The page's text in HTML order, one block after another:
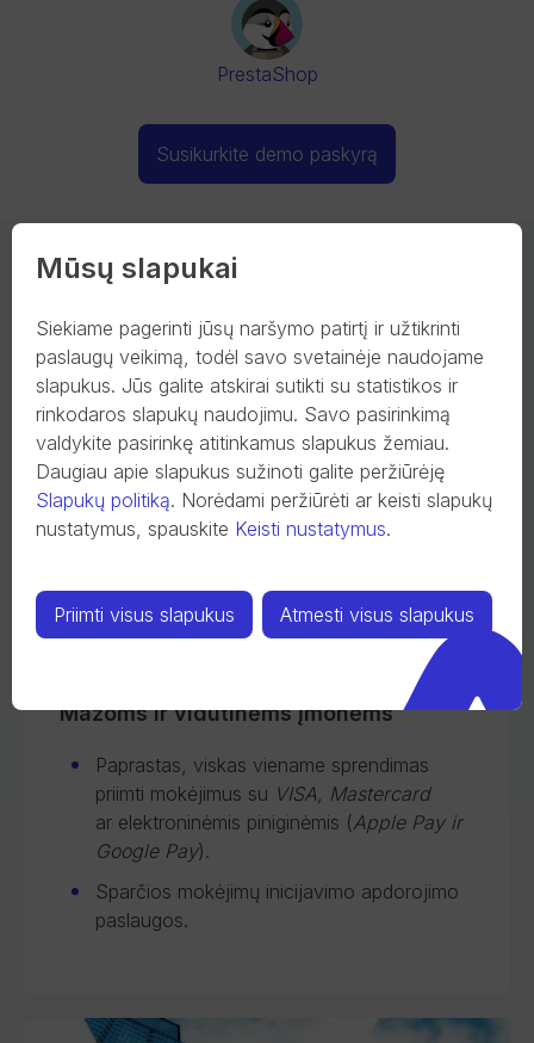
PrestaShop
Susikurkite demo paskyrą
E-komercijos mokėjimų sprendimai
įvairiems verslams
Mažoms ir vidutinėms įmonėms
Paprastas, viskas viename sprendimas
priimti mokėjimus su VISA, Mastercard
ar elektroninėmis piniginėmis (Apple Pay ir
Google Pay).
Sparčios mokėjimų inicijavimo apdorojimo
paslaugos.
Mūsų slapukai
Siekiame pagerinti jūsų naršymo patirtį ir užtikrinti
paslaugų veikimą, todėl savo svetainėje naudojame
slapukus. Jūs galite atskirai sutikti su statistikos ir
rinkodaros slapukų naudojimu. Savo pasirinkimą
valdykite pasirinkę atitinkamus slapukus žemiau.
Daugiau apie slapukus sužinoti galite peržiūrėję
Slapukų politiką. Norėdami peržiūrėti ar keisti slapukų
nustatymus, spauskite Keisti nustatymus.
Priimti visus slapukus Atmesti visus slapukus